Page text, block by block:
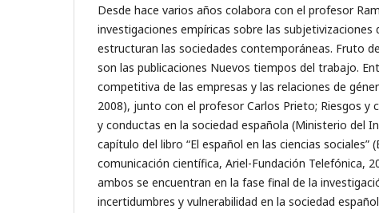
Desde hace varios años colabora con el profesor
investigaciones empíricas sobre las subjetivizaciones
estructuran las sociedades contemporáneas. Fruto
son las publicaciones Nuevos tiempos del trabajo.
competitiva de las empresas y las relaciones de
2008), junto con el profesor Carlos Prieto; Riesgos y
y conductas en la sociedad española (Ministerio del
capítulo del libro “El español en las ciencias sociales”
comunicación científica, Ariel-Fundación Telefónica,
ambos se encuentran en la fase final de la
incertidumbres y vulnerabilidad en la sociedad